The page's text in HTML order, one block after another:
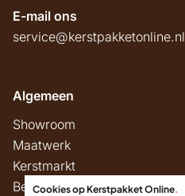
E-mail ons
service@kerstpakketonline.nl
Algemeen
Showroom
Maatwerk
Kerstmarkt
Belastingregels
Cookies op Kerstpakket Online.